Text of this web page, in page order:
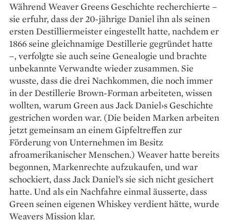
Während Weaver Greens Geschichte recherchierte –
sie erfuhr, dass der 20-jährige Daniel ihn als seinen
ersten Destilliermeister eingestellt hatte, nachdem er
1866 seine gleichnamige Destillerie gegründet hatte
–, verfolgte sie auch seine Genealogie und brachte
unbekannte Verwandte wieder zusammen. Sie
wusste, dass die drei Nachkommen, die noch immer
in der Destillerie Brown-Forman arbeiteten, wissen
wollten, warum Green aus Jack Daniel›s Geschichte
gestrichen worden war. (Die beiden Marken arbeiten
jetzt gemeinsam an einem Gipfeltreffen zur
Förderung von Unternehmen im Besitz
afroamerikanischer Menschen.) Weaver hatte bereits
begonnen, Markenrechte aufzukaufen, und war
schockiert, dass Jack Daniel’s sie sich nicht gesichert
hatte. Und als ein Nachfahre einmal äusserte, dass
Green seinen ­eigenen Whiskey verdient hätte, wurde
Weavers Mission klar.